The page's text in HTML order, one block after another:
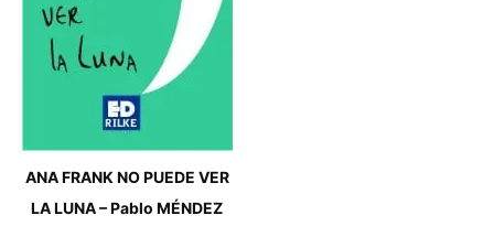
ANA FRANK NO PUEDE VER
LA LUNA – Pablo MÉNDEZ